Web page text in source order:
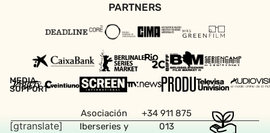
PARTNERS
MEDIA
SUPPORT
[gtranslate]
Asociación
Iberseries y
+34 911 875
013